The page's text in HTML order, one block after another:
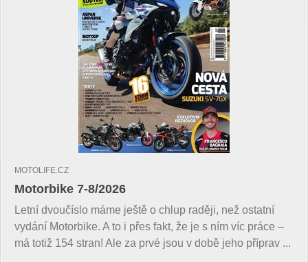
MOTOLIFE.CZ
Motorbike 7-8/2026
Letní dvoučíslo máme ještě o chlup raději, než ostatní
vydání Motorbike. A to i přes fakt, že je s ním víc práce –
má totiž 154 stran! Ale za prvé jsou v době jeho příprav ...